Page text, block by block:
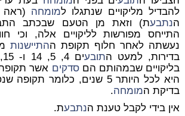
להבדיל מליקויים שנתגלו למומחה
הנתבעת) וזאת מן הטעם שבכתב
התייחס מפורשות לליקויים אלה, וכי
נעשתה לאחר חלוף תקופת ההתיישנות
בדירות, למעט התובע
בליקויים שבמהותם הםסדקים אשר
היא לכל היותר 5 שנים, כלומר
בדיקת המומחה.
אין בידי לקבל טענת הנתבעת.